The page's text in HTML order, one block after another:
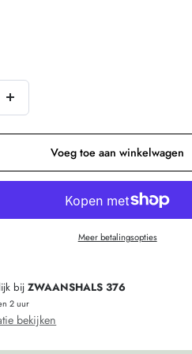
Verhoog
de
hoeveelheid
voor
LONA
BLOOM
STONE
Voeg toe aan winkelwagen
Meer betalingsopties
bijZWAANSHALS 376
2 uur
bekijken